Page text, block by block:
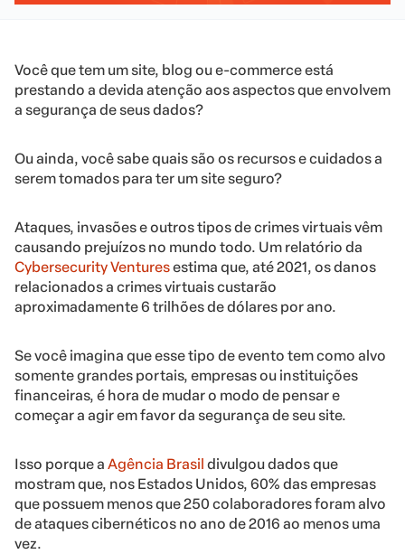
Você que tem um site, blog ou e-commerce está
prestando a devida atenção aos aspectos que envolvem
a segurança de seus dados?
Ou ainda, você sabe quais são os recursos e cuidados a
serem tomados para ter um site seguro?
Ataques, invasões e outros tipos de crimes virtuais vêm
causando prejuízos no mundo todo. Um relatório da
Cybersecurity Venturesestima que, até 2021, os danos
relacionados a crimes virtuais custarão
aproximadamente 6 trilhões de dólares por ano.
Se você imagina que esse tipo de evento tem como alvo
somente grandes portais, empresas ou instituições
financeiras, é hora de mudar o modo de pensar e
começar a agir em favor da segurança de seu site.
Isso porque a Agência Brasil divulgou dados que
mostram que, nos Estados Unidos, 60% das empresas
que possuem menos que 250 colaboradores foram alvo
de ataques cibernéticos no ano de 2016 ao menos uma
vez.